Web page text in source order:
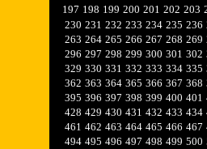
197 198 199 200 201 202 203
230 231 232 233 234 235 236
263 264 265 266 267 268 269
296 297 298 299 300 301 302
329 330 331 332 333 334 335
362 363 364 365 366 367 368
395 396 397 398 399 400 401
428 429 430 431 432 433 434
461 462 463 464 465 466 467
494 495 496 497 498 499 500